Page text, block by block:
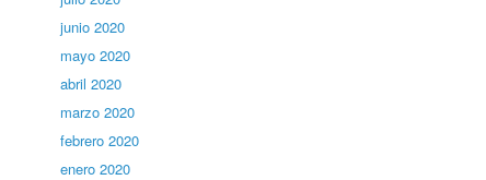
junio 2020
mayo 2020
abril 2020
marzo 2020
febrero 2020
enero 2020